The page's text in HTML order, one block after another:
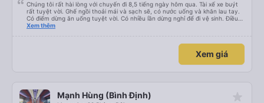
Chúng tôi rất hài lòng với chuyến đi 8,5 tiếng ngày hôm qua. Tài xế xe buýt
rất tuyệt vời. Ghế ngồi thoải mái và sạch sẽ, có nước uống và khăn lau tay.
Có điểm dừng ăn uống tuyệt vời. Có nhiều lần dừng nghỉ để đi vệ sinh. Điều
duy nhất tôi muốn đề xuất để cải thiện là cho phép thanh toán bằng thẻ
Xem thêm
Xem giá
Mạnh Hùng (Bình Định)